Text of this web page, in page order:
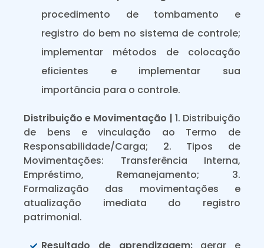
procedimento de tombamento e
registro do bem no sistema de controle;
implementar métodos de colocação
eficientes e implementar sua
importância para o controle.
Distribuição e Movimentação | 1. Distribuição
de bens e vinculação ao Termo de
Responsabilidade/Carga; 2. Tipos de
Movimentações: Transferência Interna,
Empréstimo, Remanejamento; 3.
Formalização das movimentações e
atualização imediata do registro
patrimonial.
Resultado de aprendizagem: gerar e